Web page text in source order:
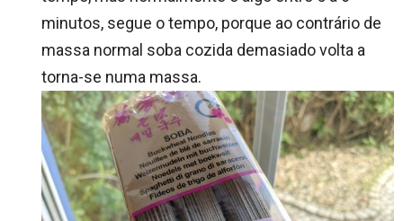
minutos, segue o tempo, porque ao contrário de
massa normal soba cozida demasiado volta a
torna-se numa massa.